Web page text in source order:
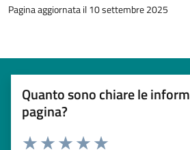
Pagina aggiornata il 10 settembre 2025
Quanto sono chiare le
pagina?
Esprimi una valutazione